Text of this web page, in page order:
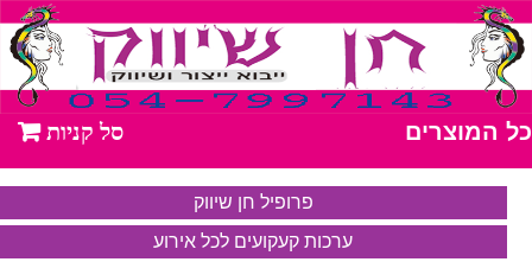
כל המוצרים
פרופיל חן שיווק
ערכות קעקועים לכל אירוע